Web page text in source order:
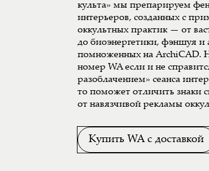
культа» мы препарируем
интерьеров, созданных с
оккультных практик — от
до биоэнергетики, фэншуя и
помноженных на ArchiCAD.
номер WA если и не
разоблачением» сеанса
то поможет отличить знаки
от навязчивой рекламы
Купить WA с доставкой